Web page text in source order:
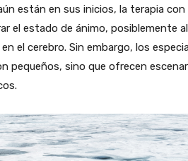
están en sus inicios, la terapia con
el estado de ánimo, posiblemente
el cerebro. Sin embargo, los
pequeños, sino que ofrecen